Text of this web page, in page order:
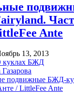
Ante
13, 2013
куклах БЖД